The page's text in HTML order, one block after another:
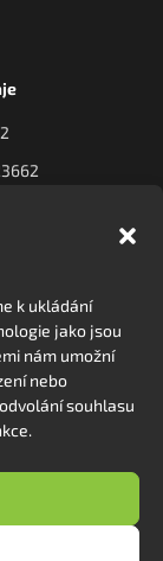
k ukládání
jako jsou
nám umožní
nebo
souhlasu